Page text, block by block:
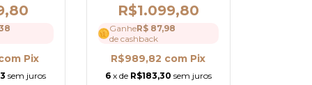
e
Ref
Pix
sem juros
Entremeios e Decote V
- Ref 4303
R$1.099,80
GanheR$ 87,98
de cashback
R$989,82 com Pix
6 x de R$183,30 sem juros